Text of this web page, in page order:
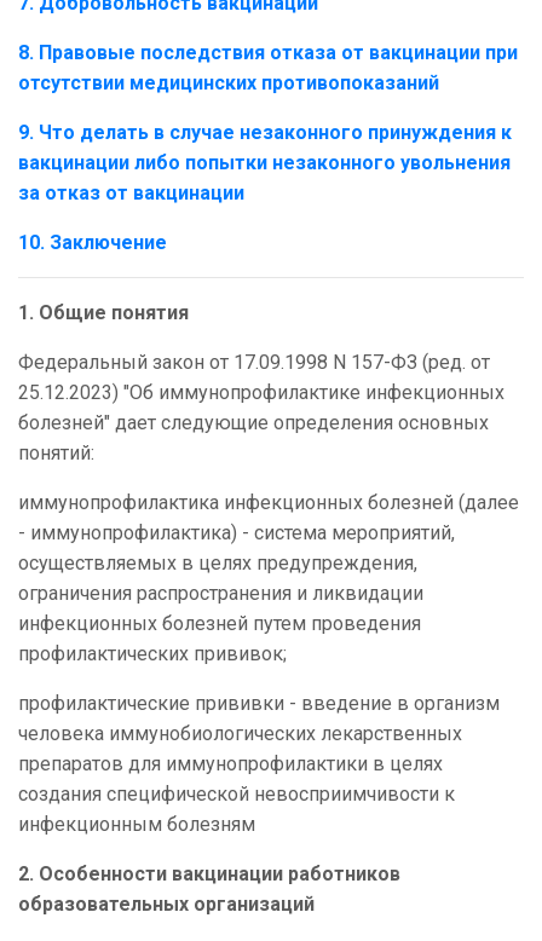
8. Правовые последствия отказа от вакцинации при
отсутствии медицинских противопоказаний
9. Что делать в случае незаконного принуждения к
вакцинации либо попытки незаконного увольнения
за отказ от вакцинации
10. Заключение
1. Общие понятия
Федеральный закон от 17.09.1998 N 157-ФЗ (ред. от
25.12.2023) "Об иммунопрофилактике инфекционных
болезней" дает следующие определения основных
понятий:
иммунопрофилактика инфекционных болезней (далее
- иммунопрофилактика) - система мероприятий,
осуществляемых в целях предупреждения,
ограничения распространения и ликвидации
инфекционных болезней путем проведения
профилактических прививок;
профилактические прививки - введение в организм
человека иммунобиологических лекарственных
препаратов для иммунопрофилактики в целях
создания специфической невосприимчивости к
инфекционным болезням
2. Особенности вакцинации работников
образовательных организаций